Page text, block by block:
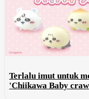
Terlalu imut untuk
'Chiikawa Baby